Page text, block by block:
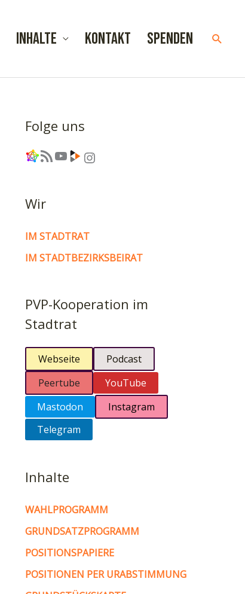
Inhalte Kontakt Spenden
Folge uns
Link RSS-Feed YouTube Link Instagram
Wir
IM STADTRAT
IM STADTBEZIRKSBEIRAT
PVP-Kooperation im
Stadtrat
Webseite
Podcast
Peertube
YouTube
Mastodon
Instagram
Telegram
Inhalte
WAHLPROGRAMM
GRUNDSATZPROGRAMM
POSITIONSPAPIERE
POSITIONEN PER URABSTIMMUNG